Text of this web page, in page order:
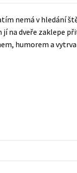
nemá v hledání
na dveře zaklepe
humorem a